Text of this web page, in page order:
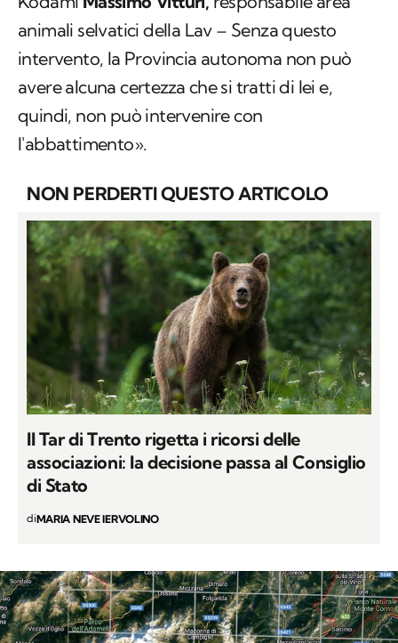
KodamiMassimo Vitturi,responsabile area
animali selvatici della Lav – Senza questo
intervento, la Provincia autonoma non può
avere alcuna certezza che si tratti di lei e,
quindi, non può intervenire con
NON PERDERTI QUESTO ARTICOLO
Il Tar di Trento rigetta i ricorsi delle
associazioni: la decisione passa al Consiglio
di Stato